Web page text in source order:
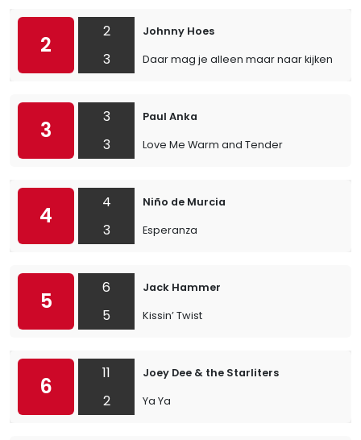
2
2
3
Johnny Hoes
Daar mag je alleen maar naar kijken
3
3
3
Paul Anka
Love Me Warm and Tender
4
4
3
Niño de Murcia
Esperanza
5
6
5
Jack Hammer
Kissin’ Twist
6
11
2
Joey Dee & the Starliters
Ya Ya